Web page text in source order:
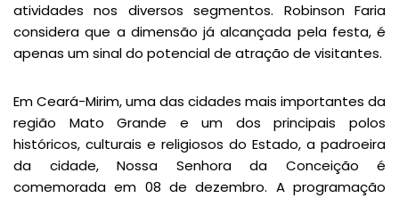
atividades nos diversos segmentos. Robinson Faria
considera que a dimensão já alcançada pela festa, é
apenas um sinal do potencial de atração de visitantes.
Em Ceará-Mirim, uma das cidades mais importantes da
região Mato Grande e um dos principais polos
históricos, culturais e religiosos do Estado, a padroeira
da cidade, Nossa Senhora da Conceição é
comemorada em 08 de dezembro. A programação